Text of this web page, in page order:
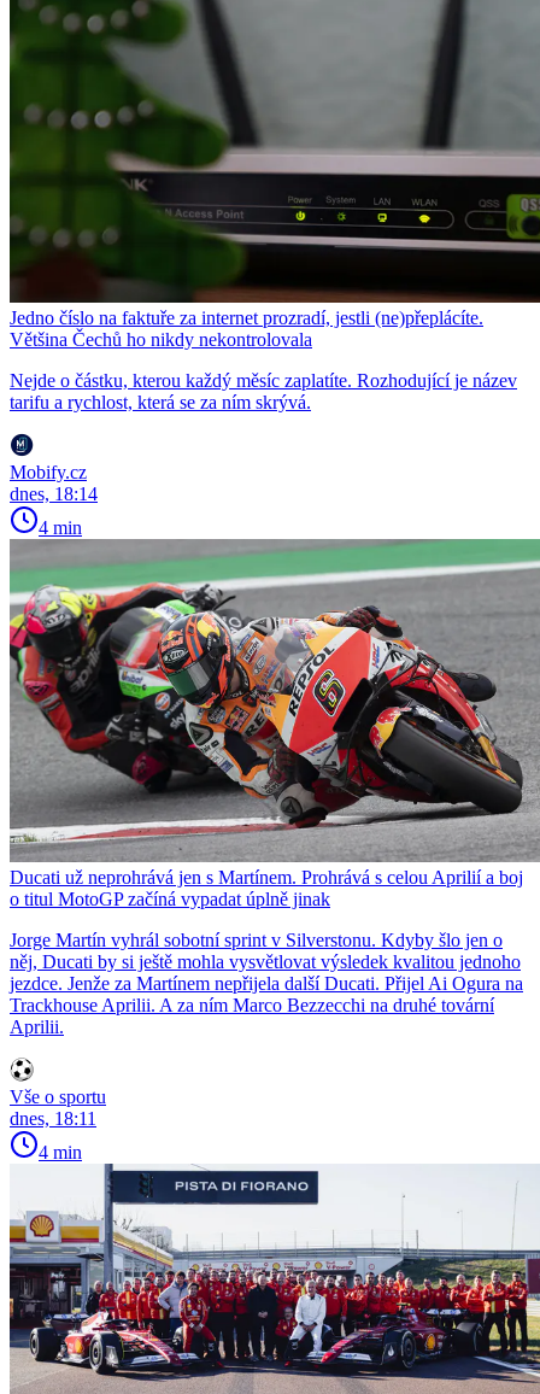
Jedno číslo na faktuře za internet prozradí, jestli (ne)přeplácíte.
Většina Čechů ho nikdy nekontrolovala
Nejde o částku, kterou každý měsíc zaplatíte. Rozhodující je název
tarifu a rychlost, která se za ním skrývá.
Mobify.cz
dnes, 18:14
4 min
Ducati už neprohrává jen s Martínem. Prohrává s celou Aprilií a boj
o titul MotoGP začíná vypadat úplně jinak
Jorge Martín vyhrál sobotní sprint v Silverstonu. Kdyby šlo jen o
něj, Ducati by si ještě mohla vysvětlovat výsledek kvalitou jednoho
jezdce. Jenže za Martínem nepřijela další Ducati. Přijel Ai Ogura na
Trackhouse Aprilii. A za ním Marco Bezzecchi na druhé tovární
Aprilii.
Vše o sportu
dnes, 18:11
4 min